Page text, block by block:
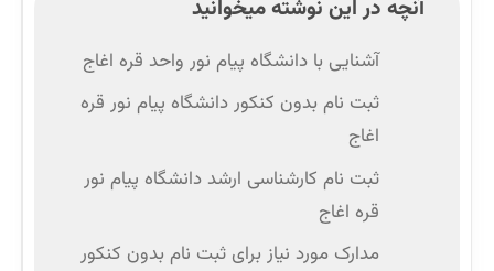
آنچه در این نوشته میخوانید
آشنایی با دانشگاه پیام نور واحد قره اغاج
ثبت نام بدون کنکور دانشگاه پیام نور قره
اغاج
ثبت نام کارشناسی ارشد دانشگاه پیام نور
قره اغاج
مدارک مورد نیاز برای ثبت نام بدون کنکور